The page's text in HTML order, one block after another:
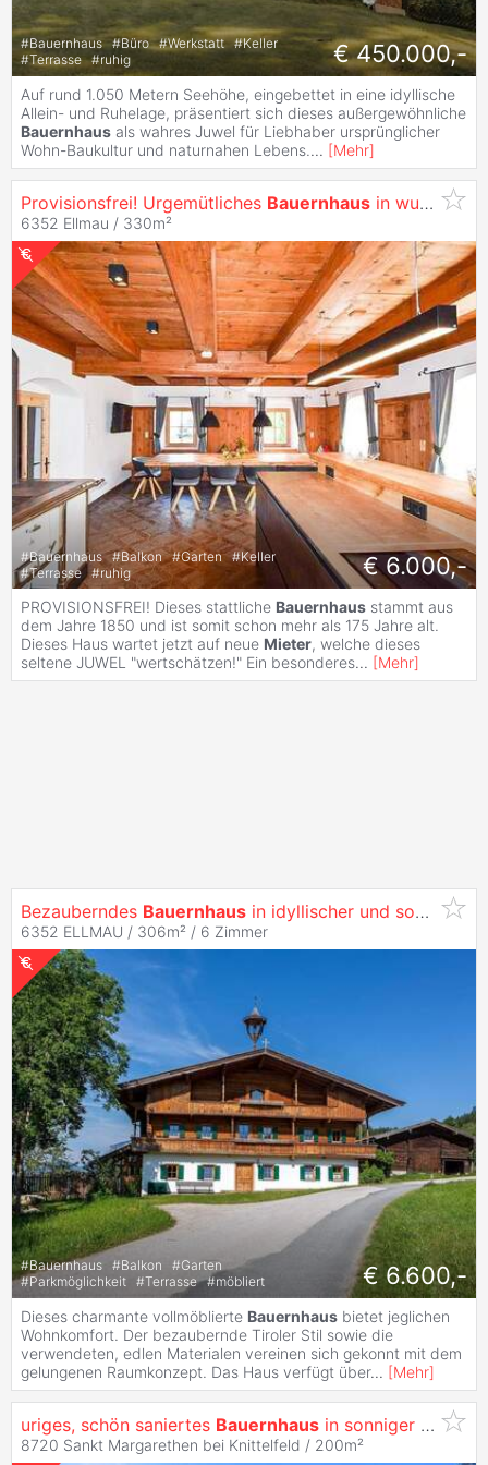
#Bauernhaus #Büro #Werkstatt #Keller
#Terrasse #ruhig € 450.000,-
Auf rund 1.050 Metern Seehöhe, eingebettet in eine idyllische
Allein- und Ruhelage, präsentiert sich dieses außergewöhnliche
Bauernhaus als wahres Juwel für Liebhaber ursprünglicher
Wohn-Baukultur und naturnahen Lebens.... [Mehr]
Provisionsfrei! Urgemütliches Bauernhaus in wunderbarer, ruhiger Sonnenlage
6352 Ellmau / 330m²
#Bauernhaus #Balkon #Garten #Keller
#Terrasse #ruhig € 6.000,-
PROVISIONSFREI! Dieses stattliche Bauernhaus stammt aus
dem Jahre 1850 und ist somit schon mehr als 175 Jahre alt.
Dieses Haus wartet jetzt auf neue Mieter, welche dieses
seltene JUWEL "wertschätzen!" Ein besonderes... [Mehr]
Bezauberndes Bauernhaus in idyllischer und sonniger Traumlage von Ellmau
6352 ELLMAU / 306m² / 6 Zimmer
#Bauernhaus #Balkon #Garten
#Parkmöglichkeit #Terrasse #möbliert € 6.600,-
Dieses charmante vollmöblierte Bauernhaus bietet jeglichen
Wohnkomfort. Der bezaubernde Tiroler Stil sowie die
verwendeten, edlen Materialen vereinen sich gekonnt mit dem
gelungenen Raumkonzept. Das Haus verfügt über... [Mehr]
uriges, schön saniertes Bauernhaus in sonniger Alleinlage
8720 Sankt Margarethen bei Knittelfeld / 200m²